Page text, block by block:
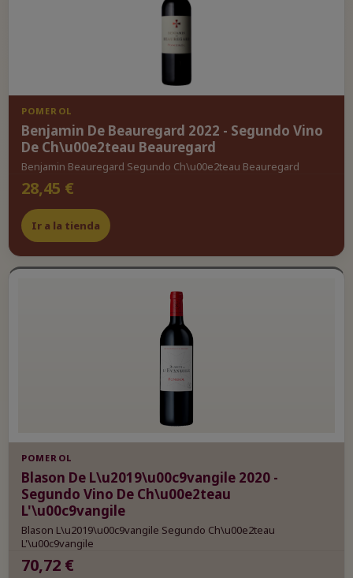
POMEROL
Benjamin De Beauregard 2022 - Segundo Vino
De Ch\u00e2teau Beauregard
Benjamin Beauregard Segundo Ch\u00e2teau Beauregard
28,45 €
Ir a la tienda
POMEROL
Blason De L\u2019\u00c9vangile 2020 -
Segundo Vino De Ch\u00e2teau
L'\u00c9vangile
Blason L\u2019\u00c9vangile Segundo Ch\u00e2teau
L'\u00c9vangile
70,72 €